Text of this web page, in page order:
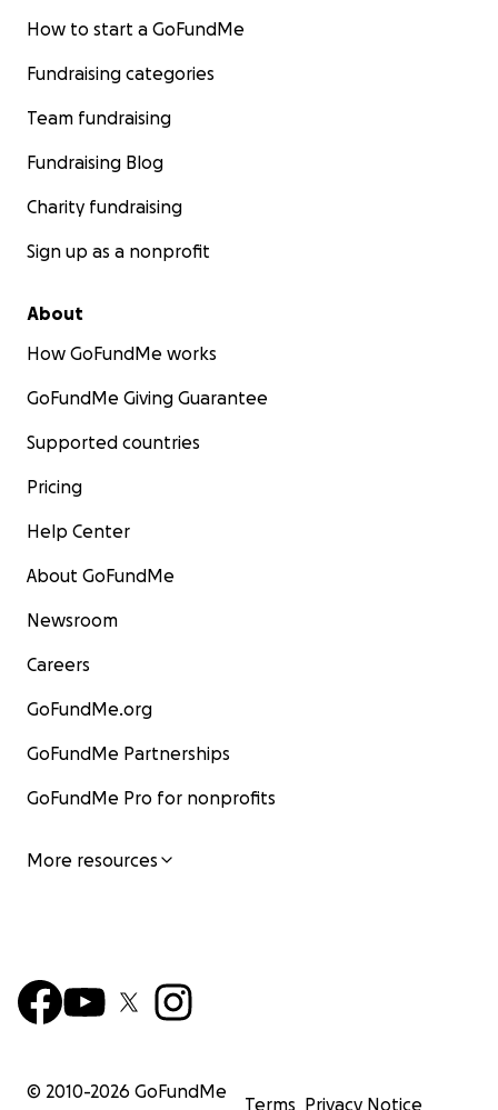
How to start a GoFundMe
Fundraising categories
Team fundraising
Fundraising Blog
Charity fundraising
Sign up as a nonprofit
About
How GoFundMe works
GoFundMe Giving Guarantee
Supported countries
Pricing
Help Center
About GoFundMe
Newsroom
Careers
GoFundMe.org
GoFundMe Partnerships
GoFundMe Pro for nonprofits
More resources
© 2010-2026 GoFundMe
Terms Privacy Notice